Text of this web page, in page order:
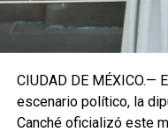
CIUDAD DE MÉXICO.—
escenario político, la
Canché oficializó este